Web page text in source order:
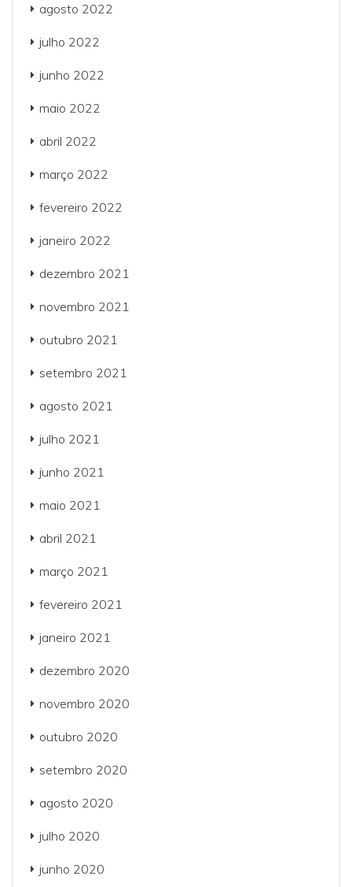
agosto 2022
julho 2022
junho 2022
maio 2022
abril 2022
março 2022
fevereiro 2022
janeiro 2022
dezembro 2021
novembro 2021
outubro 2021
setembro 2021
agosto 2021
julho 2021
junho 2021
maio 2021
abril 2021
março 2021
fevereiro 2021
janeiro 2021
dezembro 2020
novembro 2020
outubro 2020
setembro 2020
agosto 2020
julho 2020
junho 2020